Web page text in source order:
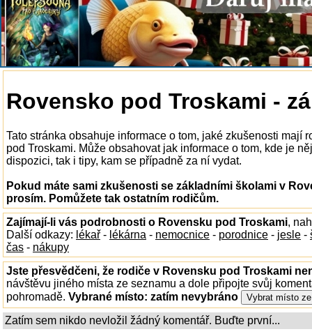
Rovensko pod Troskami -
Tato stránka obsahuje informace o tom, jaké zkušenosti mají
pod Troskami. Může obsahovat jak informace o tom, kde je
dispozici, tak i tipy, kam se případně za ní vydat.
Pokud máte sami zkušenosti se základními školami v
prosím. Pomůžete tak ostatním rodičům.
Zajímají-li vás podrobnosti o Rovensku pod Troskami,
Další odkazy: lékař - lékárna - nemocnice - porodnice - jesle -
čas - nákupy
Jste přesvědčeni, že rodiče v Rovensku pod Troskami
návštěvu jiného místa ze seznamu a dole připojte svůj
pohromadě. Vybrané místo: zatím nevybráno
Zatím sem nikdo nevložil žádný komentář. Buďte první...